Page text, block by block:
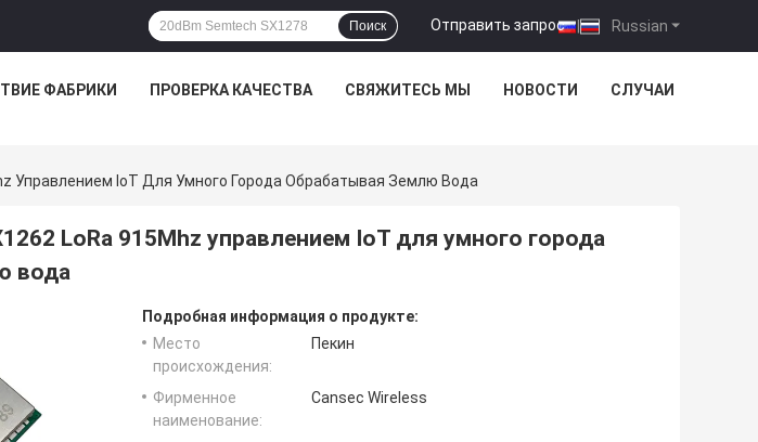
Russian
Отправить запрос |
Поиск
ФАБРИКИ ПРОВЕРКА КАЧЕСТВА СВЯЖИТЕСЬ МЫ НОВОСТИ СЛУЧАИ
Управлением IoT Для Умного Города Обрабатывая Землю Вода
LoRa 915Mhz управлением IoT для умного города
вода
Подробная информация о продукте:
Место
происхождения:
Пекин
Фирменное
наименование:
Cansec Wireless